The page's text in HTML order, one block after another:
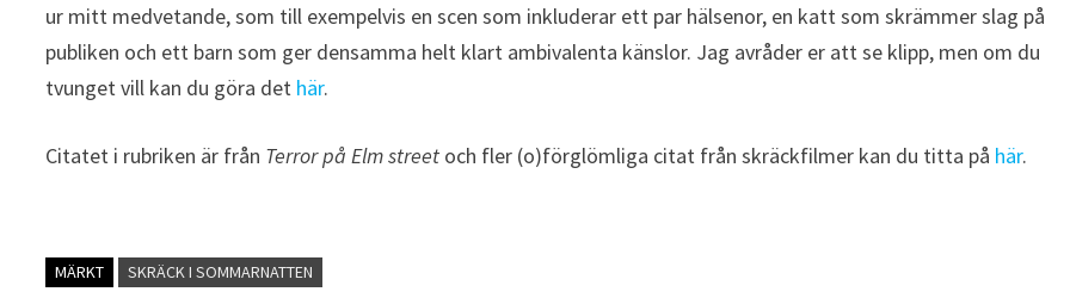
ur mitt medvetande, som till exempelvis en scen som inkluderar ett par hälsenor, en katt som skrämmer slag på
publiken och ett barn som ger densamma helt klart ambivalenta känslor. Jag avråder er att se klipp, men om du
tvunget vill kan du göra det här.
Citatet i rubriken är från Terror på Elm street och fler (o)förglömliga citat från skräckfilmer kan du titta på här.
MÄRKT SKRÄCK I SOMMARNATTEN